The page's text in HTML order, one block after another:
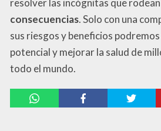
resolver las incógnitas que rodean
consecuencias. Solo con una
sus riesgos y beneficios
potencial y mejorar la salud de
todo el mundo.